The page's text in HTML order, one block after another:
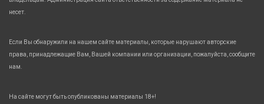
несет.
Если Вы обнаружили на нашем сайте материалы, которые нарушают авторские
права, принадлежащие Вам, Вашей компании или организации, пожалуйста, сообщите
нам.
На сайте могут быть опубликованы материалы 18+!